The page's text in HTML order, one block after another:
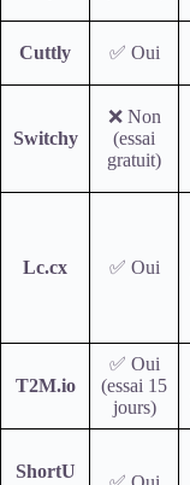
Cuttly ✅ Oui
Switchy
❌ Non
(essai
gratuit)
Lc.cx ✅ Oui
T2M.io
✅ Oui
(essai 15
jours)
ShortU